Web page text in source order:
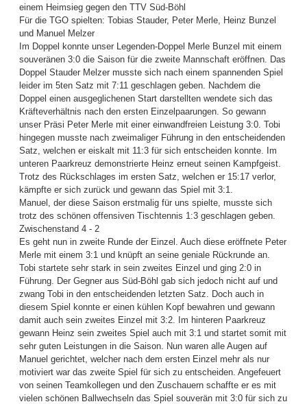
einem Heimsieg gegen den TTV Süd-Böhl
Für die TGO spielten: Tobias Stauder, Peter Merle, Heinz Bunzel
und Manuel Melzer
Im Doppel konnte unser Legenden-Doppel Merle Bunzel mit einem
souveränen 3:0 die Saison für die zweite Mannschaft eröffnen. Das
Doppel Stauder Melzer musste sich nach einem spannenden Spiel
leider im 5ten Satz mit 7:11 geschlagen geben. Nachdem die
Doppel einen ausgeglichenen Start darstellten wendete sich das
Kräfteverhältnis nach den ersten Einzelpaarungen. So gewann
unser Präsi Peter Merle mit einer einwandfreien Leistung 3:0. Tobi
hingegen musste nach zweimaliger Führung in den entscheidenden
Satz, welchen er eiskalt mit 11:3 für sich entscheiden konnte. Im
unteren Paarkreuz demonstrierte Heinz erneut seinen Kampfgeist.
Trotz des Rückschlages im ersten Satz, welchen er 15:17 verlor,
kämpfte er sich zurück und gewann das Spiel mit 3:1.
Manuel, der diese Saison erstmalig für uns spielte, musste sich
trotz des schönen offensiven Tischtennis 1:3 geschlagen geben.
Zwischenstand 4 - 2
Es geht nun in zweite Runde der Einzel. Auch diese eröffnete Peter
Merle mit einem 3:1 und knüpft an seine geniale Rückrunde an.
Tobi startete sehr stark in sein zweites Einzel und ging 2:0 in
Führung. Der Gegner aus Süd-Böhl gab sich jedoch nicht auf und
zwang Tobi in den entscheidenden letzten Satz. Doch auch in
diesem Spiel konnte er einen kühlen Kopf bewahren und gewann
damit auch sein zweites Einzel mit 3:2. Im hinteren Paarkreuz
gewann Heinz sein zweites Spiel auch mit 3:1 und startet somit mit
sehr guten Leistungen in die Saison. Nun waren alle Augen auf
Manuel gerichtet, welcher nach dem ersten Einzel mehr als nur
motiviert war das zweite Spiel für sich zu entscheiden. Angefeuert
von seinen Teamkollegen und den Zuschauern schaffte er es mit
vielen schönen Ballwechseln das Spiel souverän mit 3:0 für sich zu